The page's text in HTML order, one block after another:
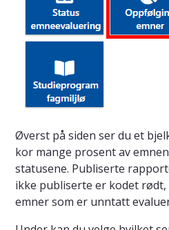
Øverst på siden ser du et
kor mange prosent av
statusene. Publiserte
ikke publiserte er kodet
emner som er unntatt